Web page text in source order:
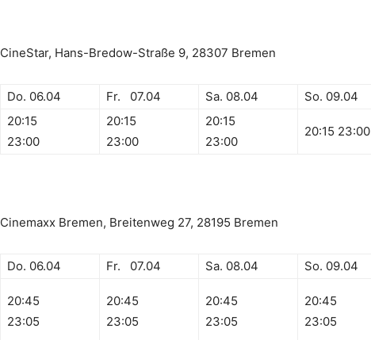
CineStar, Hans-Bredow-Straße 9, 28307 Bremen
Do. 06.04 Fr. 07.04 Sa. 08.04 So. 09.04
20:15
23:00
20:15
23:00
20:15
23:00
20:15 23:00
Cinemaxx Bremen, Breitenweg 27, 28195 Bremen
Do. 06.04 Fr. 07.04 Sa. 08.04 So. 09.04
20:45
23:05
20:45
23:05
20:45
23:05
20:45
23:05